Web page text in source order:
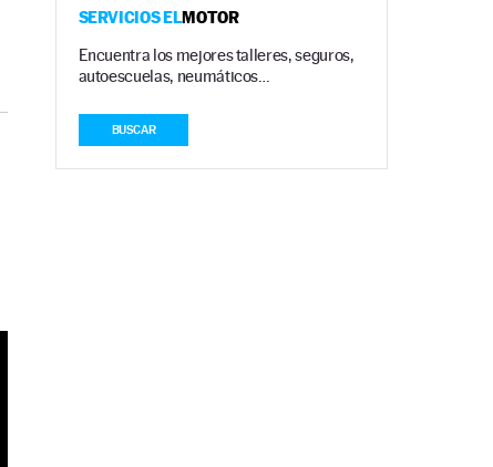
SERVICIOS ELMOTOR
Encuentra los mejores talleres, seguros,
autoescuelas, neumáticos…
BUSCAR